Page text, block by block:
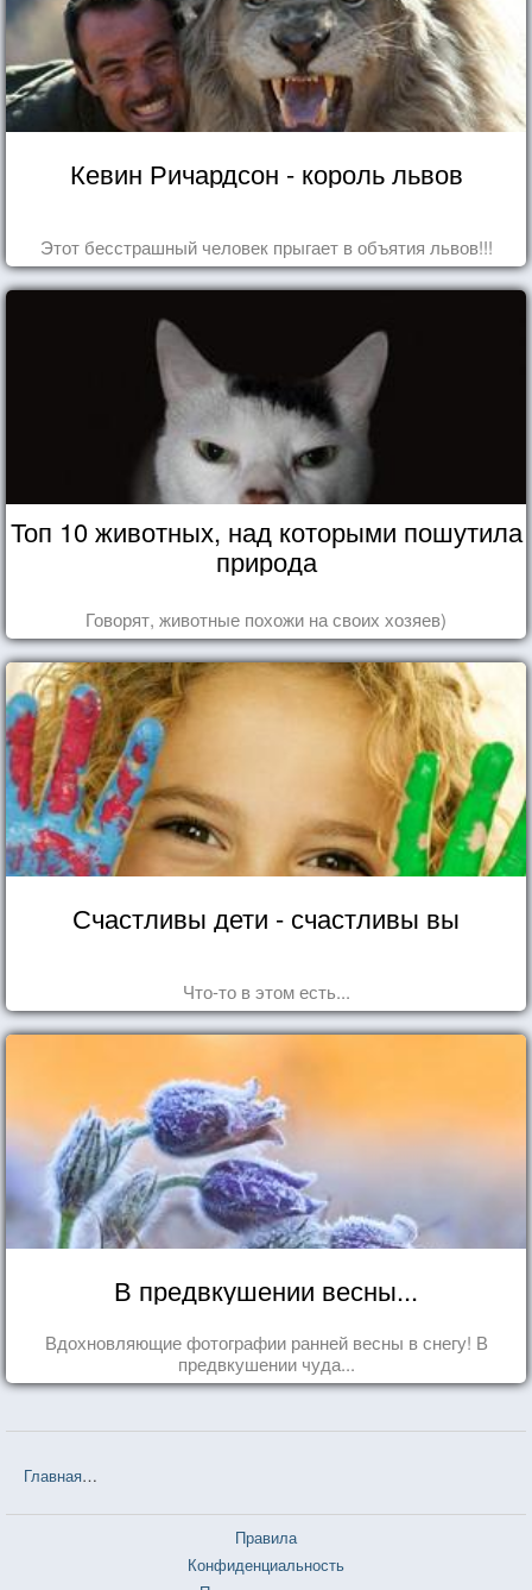
Кевин Ричардсон - король львов
Этот бесстрашный человек прыгает в объятия львов!!!
Топ 10 животных, над которыми пошутила
природа
Говорят, животные похожи на своих хозяев)
Счастливы дети - счастливы вы
Что-то в этом есть...
В предвкушении весны...
Вдохновляющие фотографии ранней весны в снегу! В
предвкушении чуда...
Главная
Правила
Конфиденциальность